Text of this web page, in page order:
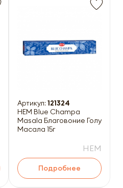
Артикул: 121324
HEM Blue Champa
Masala Благовоние Голубая
Масала 15г
HEM
Подробнее